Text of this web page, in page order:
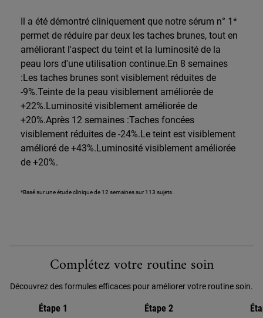
Il a été démontré cliniquement que notre sérum n° 1*
permet de réduire par deux les taches brunes, tout en
améliorant l'aspect du teint et la luminosité de la
peau lors d'une utilisation continue.En 8 semaines
:Les taches brunes sont visiblement réduites de
-9%.Teinte de la peau visiblement améliorée de
+22%.Luminosité visiblement améliorée de
+20%.Après 12 semaines :Taches foncées
visiblement réduites de -24%.Le teint est visiblement
amélioré de +43%.Luminosité visiblement améliorée
de +20%.
*Basé sur une étude clinique de 12 semaines sur 113 sujets.
Complétez votre routine soin
Découvrez des formules efficaces pour améliorer votre routine soin.
Étape 1 Étape 2